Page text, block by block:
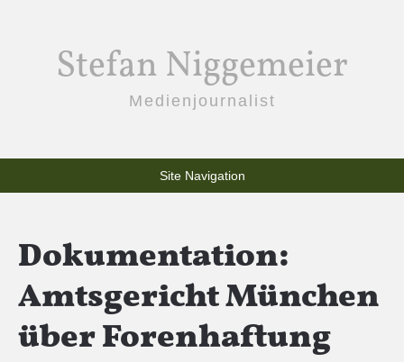
Stefan Niggemeier
Medienjournalist
Site Navigation
Dokumentation:
Amtsgericht München
über Forenhaftung